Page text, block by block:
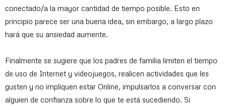
conectado/a la mayor cantidad de tiempo posible. Esto en
principio parece ser una buena idea, sin embargo, a largo plazo
hará que su ansiedad aumente.
Finalmente se sugiere que los padres de familia limiten el tiempo
de uso de Internet y videojuegos, realicen actividades que les
gusten y no impliquen estar Online, impulsarlos a conversar con
alguien de confianza sobre lo que te está sucediendo. Si